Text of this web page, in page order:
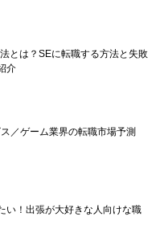
とは？SEに転職する方法と失敗
介
／ゲーム業界の転職市場予測
い！出張が大好きな人向けな職